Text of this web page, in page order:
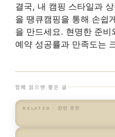
결국, 내 캠핑 스타일과
을 땡큐캠핑을 통해 손쉽
을 만드세요. 현명한 준비
예약 성공률과 만족도는
함께 읽으면 좋은 글
RELATED · 관련 추천